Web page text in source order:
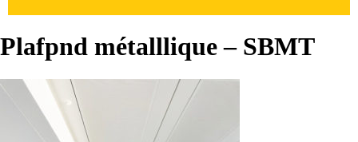
Plafpnd métalllique – SBMT